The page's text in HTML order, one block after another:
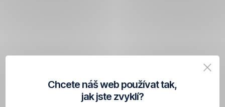
Chcete náš web používat tak,
jak jste zvyklí?